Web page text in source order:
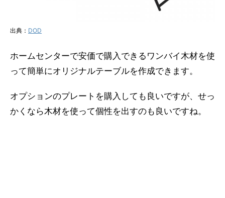
出典： DOD
ホームセンターで安価で購入できるワンバイ木材を使
って簡単にオリジナルテーブルを作成できます。
オプションのプレートを購入しても良いですが、せっ
かくなら木材を使って個性を出すのも良いですね。